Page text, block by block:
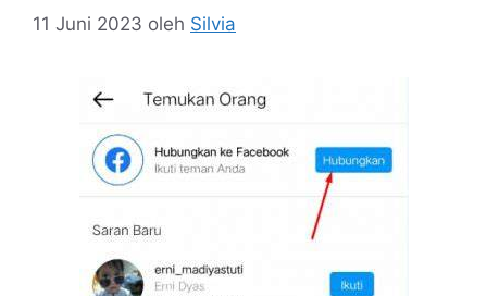
11 Juni 2023 oleh Silvia